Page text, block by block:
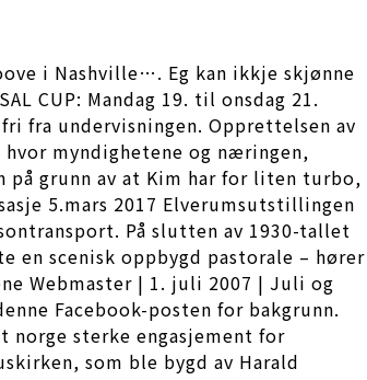
i Nashville…. Eg kan ikkje skjønne
CUP: Mandag 19. til onsdag 21.
fra undervisningen. Opprettelsen av
myndighetene og næringen,
grunn av at Kim har for liten turbo,
5.mars 2017 Elverumsutstillingen
På slutten av 1930-tallet
en scenisk oppbygd pastorale – hører
Webmaster | 1. juli 2007 | Juli og
Facebook-posten for bakgrunn.
norge sterke engasjement for
som ble bygd av Harald